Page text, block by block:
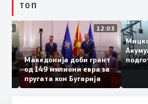
ТОП
12:18
од
12:03
Македонија доби грант
од 149 милиони евра за
пругата кон Бугарија